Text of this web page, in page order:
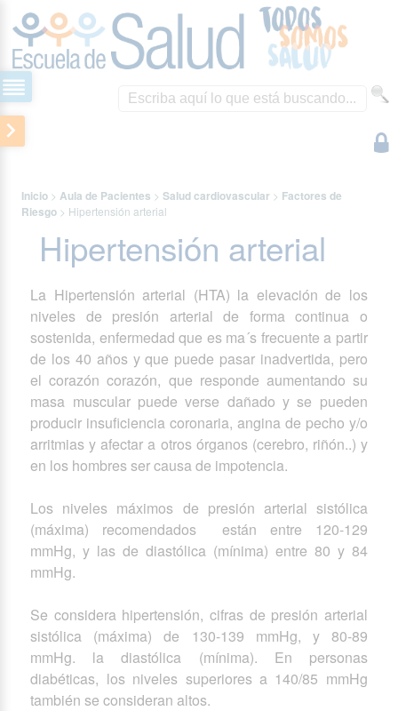
Inicio > Aula de Pacientes >Salud cardiovascular > Factores de
Riesgo > Hipertensión arterial
Hipertensión arterial
La Hipertensión arterial (HTA) la elevación de los
niveles de presión arterial de forma continua o
sostenida, enfermedad que es ma´s frecuente a partir
de los 40 años y que puede pasar inadvertida, pero
el corazón corazón, que responde aumentando su
masa muscular puede verse dañado y se pueden
producir insuficiencia coronaria, angina de pecho y/o
arritmias y afectar a otros órganos (cerebro, riñón..) y
en los hombres ser causa de impotencia.
Los niveles máximos de presión arterial sistólica
(máxima) recomendados están entre 120-129
mmHg, y las de diastólica (mínima) entre 80 y 84
mmHg.
Se considera hipertensión, cifras de presión arterial
sistólica (máxima) de 130-139 mmHg, y 80-89
mmHg. la diastólica (mínima). En personas
diabéticas, los niveles superiores a 140/85 mmHg
también se consideran altos.